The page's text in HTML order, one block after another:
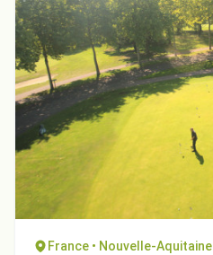
France • Nouvelle-Aquitaine